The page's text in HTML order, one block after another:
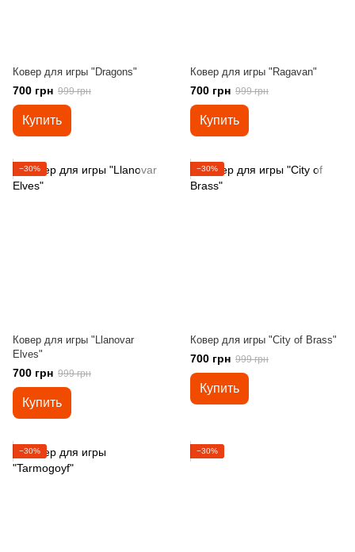
Ковер для игры "Dragons"
700 грн 999 грн
Купить
Ковер для игры "Ragavan"
700 грн 999 грн
Купить
−30%
Ковер для игры "Llanovar
Elves"
700 грн 999 грн
Купить
−30%
Ковер для игры "City of Brass"
700 грн 999 грн
Купить
−30% −30%